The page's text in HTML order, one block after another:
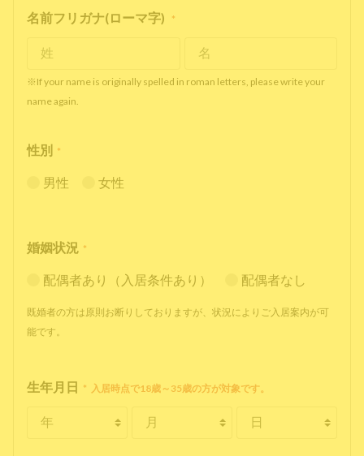
名前フリガナ(ローマ字) *
※If your name is originally spelled in roman letters, please write your
name again.
性別 *
男性 女性
婚姻状況 *
配偶者あり（入居条件あり） 配偶者なし
既婚者の方は原則お断りしておりますが、状況によりご入居案内が可
能です。
生年月日 * 入居時点で18歳～35歳の方が対象です。